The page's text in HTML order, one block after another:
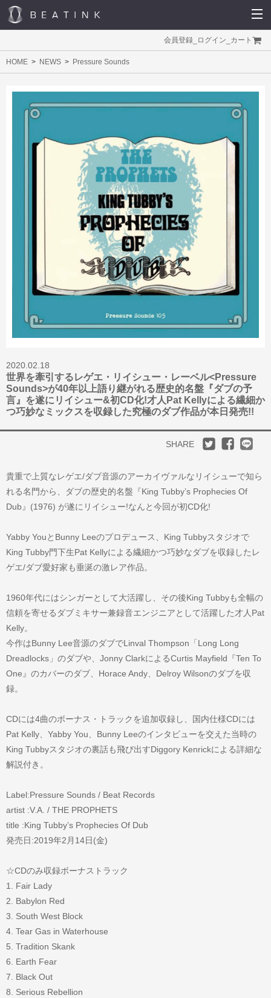
会員登録 ログイン カート
HOME NEWS Pressure Sounds
2020.02.18
世界を牽引するレゲエ・リイシュー・レーベル<Pressure
Sounds>が40年以上語り継がれる歴史的名盤『ダブの予
言』を遂にリイシュー&初CD化!才人Pat Kellyによる繊細か
つ巧妙なミックスを収録した究極のダブ作品が本日発売!!
SHARE
貴重で上質なレゲエ/ダブ音源のアーカイヴァルなリイシューで知ら
れる名門から、ダブの歴史的名盤『King Tubby’s Prophecies Of
Dub』(1976) が遂にリイシュー!なんと今回が初CD化!
Yabby YouとBunny Leeのプロデュース、King Tubbyスタジオで
King Tubby門下生Pat Kellyによる繊細かつ巧妙なダブを収録したレ
ゲエ/ダブ愛好家も垂涎の激レア作品。
1960年代にはシンガーとして大活躍し、その後King Tubbyも全幅の
信頼を寄せるダブミキサー兼録音エンジニアとして活躍した才人Pat
Kelly。
今作はBunny Lee音源のダブでLinval Thompson「Long Long
Dreadlocks」のダブや、Jonny ClarkによるCurtis Mayfield『Ten To
One』のカバーのダブ、Horace Andy、Delroy Wilsonのダブを収
録。
CDには4曲のボーナス・トラックを追加収録し、国内仕様CDには
Pat Kelly、Yabby You、Bunny Leeのインタビューを交えた当時の
King Tubbyスタジオの裏話も飛び出すDiggory Kenrickによる詳細な
解説付き。
Label:Pressure Sounds / Beat Records
artist :V.A. / THE PROPHETS
title :King Tubby’s Prophecies Of Dub
発売日:2019年2月14日(金)
☆CDのみ収録ボーナストラック
1. Fair Lady
2. Babylon Red
3. South West Block
4. Tear Gas in Waterhouse
5. Tradition Skank
6. Earth Fear
7. Black Out
8. Serious Rebellion